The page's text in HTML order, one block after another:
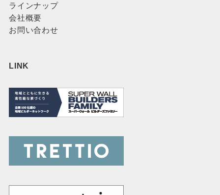
ラインナップ
会社概要
お問い合わせ
LINK